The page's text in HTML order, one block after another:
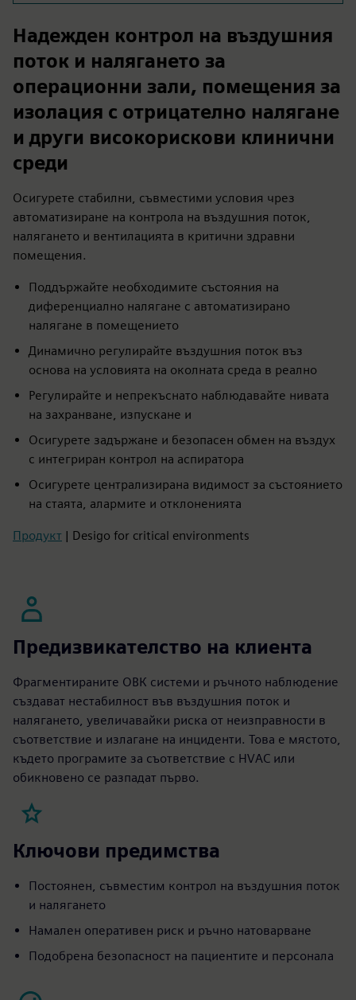
Надежден контрол на въздушния
поток и налягането за
операционни зали, помещения за
изолация с отрицателно налягане
и други високорискови клинични
среди
Осигурете стабилни, съвместими условия чрез
автоматизиране на контрола на въздушния поток,
налягането и вентилацията в критични здравни
помещения.
Поддържайте необходимите състояния на
диференциално налягане с автоматизирано
налягане в помещението
Динамично регулирайте въздушния поток въз
основа на условията на околната среда в реално
Регулирайте и непрекъснато наблюдавайте нивата
на захранване, изпускане и
Осигурете задържане и безопасен обмен на въздух
с интегриран контрол на аспиратора
Осигурете централизирана видимост за състоянието
на стаята, алармите и отклоненията
Продукт | Desigo for critical environments
Предизвикателство на клиента
Фрагментираните ОВК системи и ръчното наблюдение
създават нестабилност във въздушния поток и
налягането, увеличавайки риска от неизправности в
съответствие и излагане на инциденти. Това е мястото,
където програмите за съответствие с HVAC или
обикновено се разпадат първо.
Ключови предимства
Постоянен, съвместим контрол на въздушния поток
и налягането
Намален оперативен риск и ръчно натоварване
Подобрена безопасност на пациентите и персонала